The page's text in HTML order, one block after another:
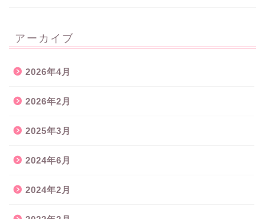
アーカイブ
2026年4月
2026年2月
2025年3月
2024年6月
2024年2月